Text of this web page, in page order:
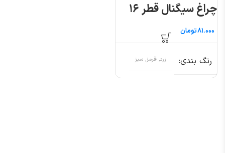
چراغ سیگنال قطر ۱۶
تومان
رنگ بندی زرد, قرمز, سبز